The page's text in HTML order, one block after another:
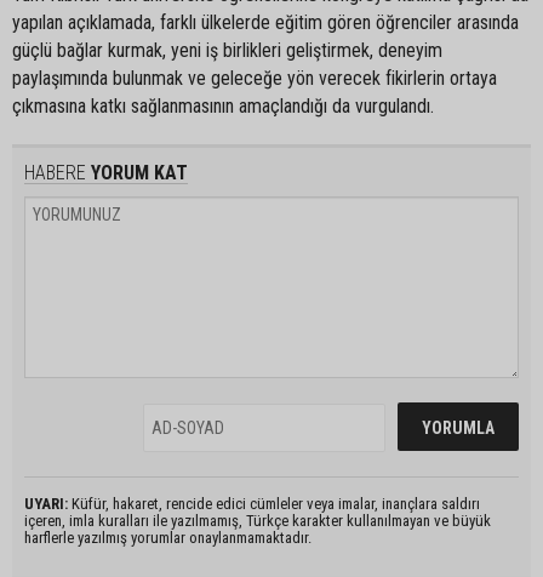
yapılan açıklamada, farklı ülkelerde eğitim gören öğrenciler arasında
güçlü bağlar kurmak, yeni iş birlikleri geliştirmek, deneyim
paylaşımında bulunmak ve geleceğe yön verecek fikirlerin ortaya
çıkmasına katkı sağlanmasının amaçlandığı da vurgulandı.
HABERE YORUM KAT
UYARI: Küfür, hakaret, rencide edici cümleler veya imalar, inançlara saldırı
içeren, imla kuralları ile yazılmamış, Türkçe karakter kullanılmayan ve büyük
harflerle yazılmış yorumlar onaylanmamaktadır.